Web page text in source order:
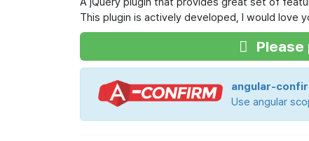
This plugin is actively developed, I would love
angular-
Use angular